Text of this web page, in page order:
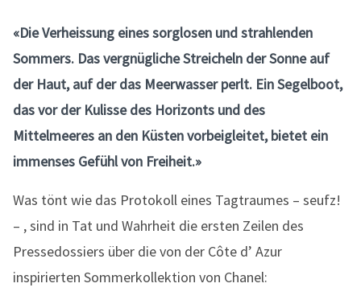
«Die Verheissung eines sorglosen und strahlenden
Sommers. Das vergnügliche Streicheln der Sonne auf
der Haut, auf der das Meerwasser perlt. Ein Segelboot,
das vor der Kulisse des Horizonts und des
Mittelmeeres an den Küsten vorbeigleitet, bietet ein
immenses Gefühl von Freiheit.»
Was tönt wie das Protokoll eines Tagtraumes – seufz!
– , sind in Tat und Wahrheit die ersten Zeilen des
Pressedossiers über die von der Côte d’ Azur
inspirierten Sommerkollektion von Chanel: